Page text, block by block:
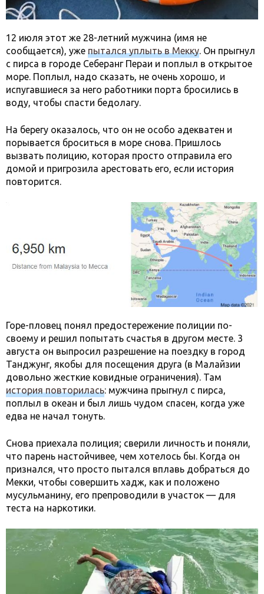
12 июля этот же 28-летний мужчина (имя не
сообщается), уже пытался уплыть в Мекку. Он прыгнул
с пирса в городе Себеранг Пераи и поплыл в открытое
море. Поплыл, надо сказать, не очень хорошо, и
испугавшиеся за него работники порта бросились в
воду, чтобы спасти бедолагу.
На берегу оказалось, что он не особо адекватен и
порывается броситься в море снова. Пришлось
вызвать полицию, которая просто отправила его
домой и пригрозила арестовать его, если история
повторится.
Горе-пловец понял предостережение полиции по-
своему и решил попытать счастья в другом месте. 3
августа он выпросил разрешение на поездку в город
Танджунг, якобы для посещения друга (в Малайзии
довольно жесткие ковидные ограничения). Там
история повторилась: мужчина прыгнул с пирса,
поплыл в океан и был лишь чудом спасен, когда уже
едва не начал тонуть.
Снова приехала полиция; сверили личность и поняли,
что парень настойчивее, чем хотелось бы. Когда он
признался, что просто пытался вплавь добраться до
Мекки, чтобы совершить хадж, как и положено
мусульманину, его препроводили в участок — для
теста на наркотики.